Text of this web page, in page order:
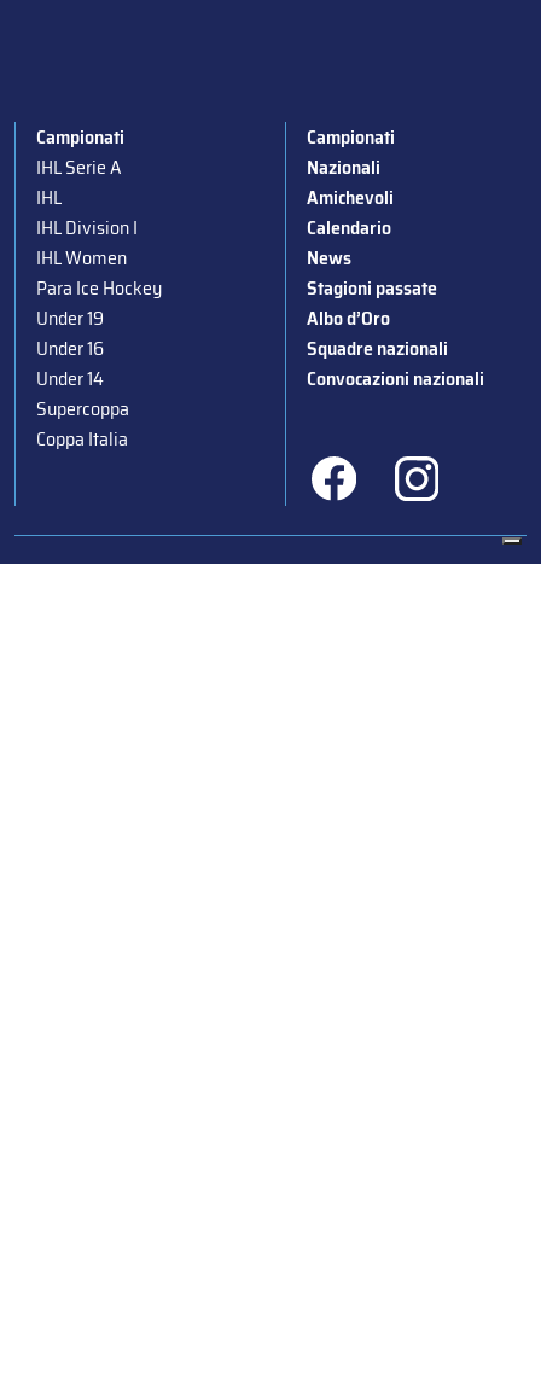
Campionati
IHL Serie A
IHL
IHL Division I
IHL Women
Para Ice Hockey
Under 19
Under 16
Under 14
Supercoppa
Coppa Italia
Campionati
Nazionali
Amichevoli
Calendario
News
Stagioni passate
Albo d’Oro
Squadre nazionali
Convocazioni nazionali